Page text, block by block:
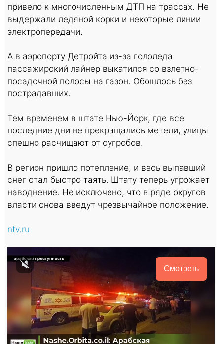
привело к многочисленным ДТП на трассах. Не
выдержали ледяной корки и некоторые линии
электропередачи.
А в аэропорту Детройта из-за гололеда
пассажирский лайнер выкатился со взлетно-
посадочной полосы на газон. Обошлось без
пострадавших.
Тем временем в штате Нью-Йорк, где все
последние дни не прекращались метели, улицы
спешно расчищают от сугробов.
В регион пришло потепление, и весь выпавший
снег стал быстро таять. Штату теперь угрожает
наводнение. Не исключено, что в ряде округов
власти снова введут чрезвычайное положение.
ntv.ru
Смотреть